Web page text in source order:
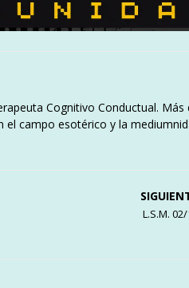
Cognitivo Conductual. Más
el campo esotérico y la
L.S.M.